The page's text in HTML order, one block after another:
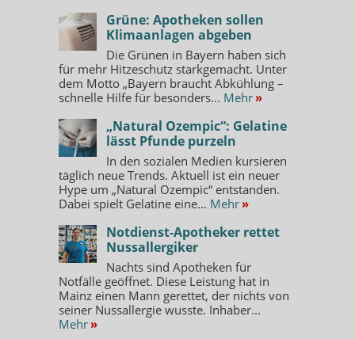
Grüne: Apotheken sollen
Klimaanlagen abgeben
Die Grünen in Bayern haben sich
für mehr Hitzeschutz starkgemacht. Unter
dem Motto „Bayern braucht Abkühlung –
schnelle Hilfe für besonders... Mehr »
„Natural Ozempic“: Gelatine
lässt Pfunde purzeln
In den sozialen Medien kursieren
täglich neue Trends. Aktuell ist ein neuer
Hype um „Natural Ozempic“ entstanden.
Dabei spielt Gelatine eine... Mehr »
Notdienst-Apotheker rettet
Nussallergiker
Nachts sind Apotheken für
Notfälle geöffnet. Diese Leistung hat in
Mainz einen Mann gerettet, der nichts von
seiner Nussallergie wusste. Inhaber...
Mehr »